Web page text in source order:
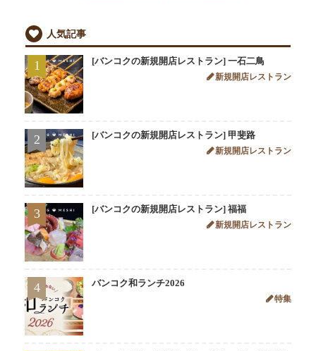
人気記事
1 [バンコクの新規開店レストラン] 一石二鳥
新規開店レストラン
2 [バンコクの新規開店レストラン] 甲斐路
新規開店レストラン
3 [バンコクの新規開店レストラン] 福福
新規開店レストラン
4 バンコク和ランチ2026
特集